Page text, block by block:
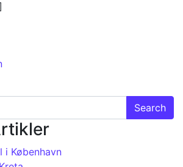
i København